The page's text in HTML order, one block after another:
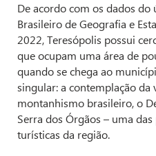
De acordo com os dados
Brasileiro de Geografia e
2022, Teresópolis possui
que ocupam uma área de
quando se chega ao
singular: a contemplação
montanhismo brasileiro, o
Serra dos Órgãos – uma
turísticas da região.